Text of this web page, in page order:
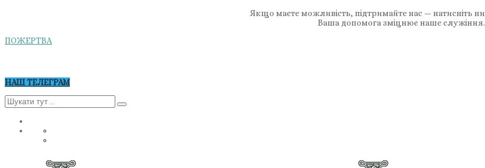
Якщо маєте можливість, підтримайте нас — натисніть
Ваша допомога зміцнює наше служіння.
ПОЖЕРТВА
НАШ ТЕЛЕГРАМ